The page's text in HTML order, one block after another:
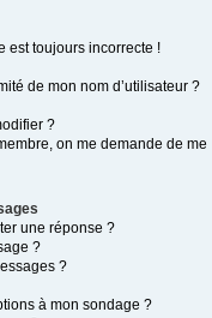
est toujours incorrecte !
de mon nom d’utilisateur ?
?
on me demande de me
une réponse ?
?
?
à mon sondage ?